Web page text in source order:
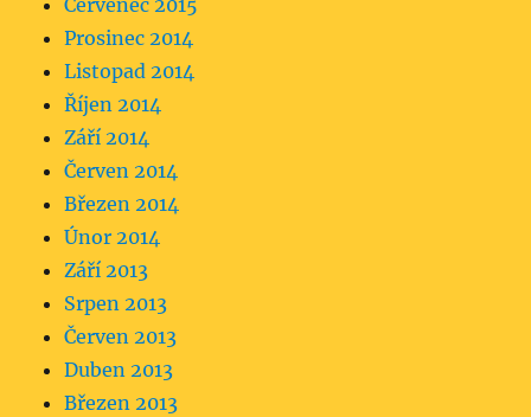
Červenec 2015
Prosinec 2014
Listopad 2014
Říjen 2014
Září 2014
Červen 2014
Březen 2014
Únor 2014
Září 2013
Srpen 2013
Červen 2013
Duben 2013
Březen 2013